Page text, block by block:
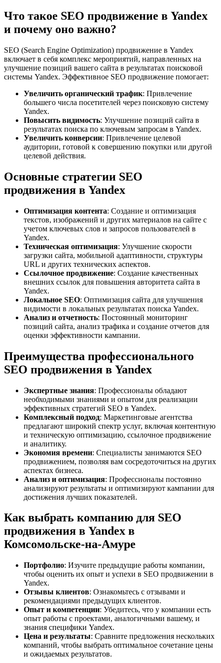
Что такое SEO продвижение в Yandex
и почему оно важно?
SEO (Search Engine Optimization) продвижение в Yandex
включает в себя комплекс мероприятий, направленных на
улучшение позиций вашего сайта в результатах поисковой
системы Yandex. Эффективное SEO продвижение помогает:
Увеличить органический трафик: Привлечение
большего числа посетителей через поисковую систему
Yandex.
Повысить видимость: Улучшение позиций сайта в
результатах поиска по ключевым запросам в Yandex.
Увеличить конверсии: Привлечение целевой
аудитории, готовой к совершению покупки или другой
целевой действия.
Основные стратегии SEO
продвижения в Yandex
Оптимизация контента: Создание и оптимизация
текстов, изображений и других материалов на сайте с
учетом ключевых слов и запросов пользователей в
Yandex.
Техническая оптимизация: Улучшение скорости
загрузки сайта, мобильной адаптивности, структуры
URL и других технических аспектов.
Ссылочное продвижение: Создание качественных
внешних ссылок для повышения авторитета сайта в
Yandex.
Локальное SEO: Оптимизация сайта для улучшения
видимости в локальных результатах поиска Yandex.
Анализ и отчетность: Постоянный мониторинг
позиций сайта, анализ трафика и создание отчетов для
оценки эффективности кампании.
Преимущества профессионального
SEO продвижения в Yandex
Экспертные знания: Профессионалы обладают
необходимыми знаниями и опытом для реализации
эффективных стратегий SEO в Yandex.
Комплексный подход: Маркетинговые агентства
предлагают широкий спектр услуг, включая контентную
и техническую оптимизацию, ссылочное продвижение
и аналитику.
Экономия времени: Специалисты занимаются SEO
продвижением, позволяя вам сосредоточиться на других
аспектах бизнеса.
Анализ и оптимизация: Профессионалы постоянно
анализируют результаты и оптимизируют кампании для
достижения лучших показателей.
Как выбрать компанию для SEO
продвижения в Yandex в
Комсомольске-на-Амуре
Портфолио: Изучите предыдущие работы компании,
чтобы оценить их опыт и успехи в SEO продвижении в
Yandex.
Отзывы клиентов: Ознакомьтесь с отзывами и
рекомендациями предыдущих клиентов.
Опыт и компетенции: Убедитесь, что у компании есть
опыт работы с проектами, аналогичными вашему, и
знания специфики Yandex.
Цена и результаты: Сравните предложения нескольких
компаний, чтобы выбрать оптимальное сочетание цены
и ожидаемых результатов.